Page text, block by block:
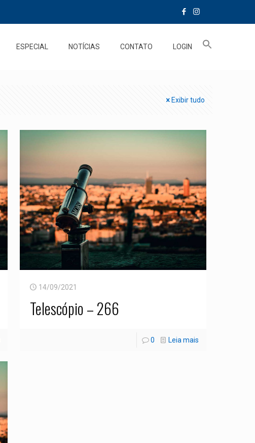
ESPECIAL NOTÍCIAS CONTATO LOGIN
Exibir tudo
14/09/2021
Telescópio – 266
0 Leia mais